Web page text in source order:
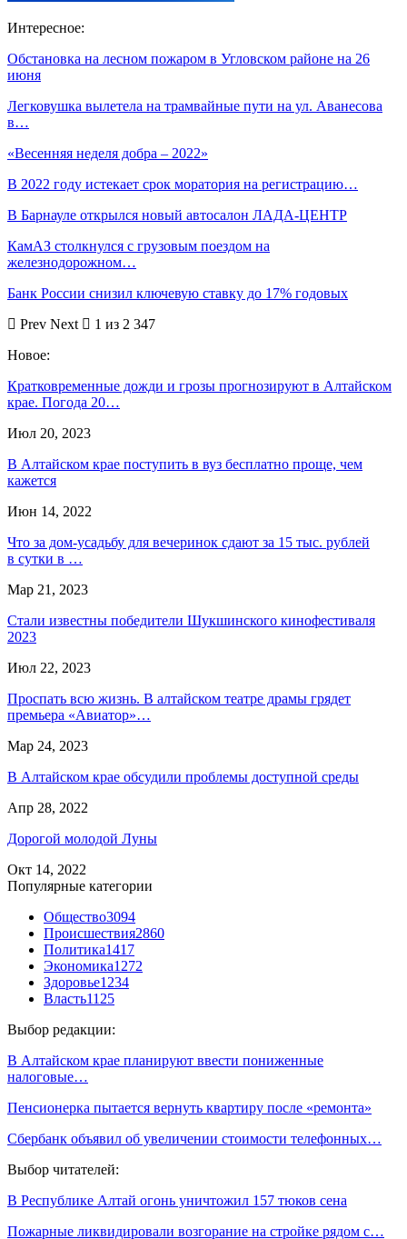
Интересное:
Обстановка на лесном пожаром в Угловском районе на 26
июня
Легковушка вылетела на трамвайные пути на ул. Аванесова
в…
«Весенняя неделя добра – 2022»
В 2022 году истекает срок моратория на регистрацию…
В Барнауле открылся новый автосалон ЛАДА-ЦЕНТР
КамАЗ столкнулся с грузовым поездом на
железнодорожном…
Банк России снизил ключевую ставку до 17% годовых
Prev Next
1 из 2 347
Новое:
Кратковременные дожди и грозы прогнозируют в Алтайском
крае. Погода 20…
Июл 20, 2023
В Алтайском крае поступить в вуз бесплатно проще, чем
кажется
Июн 14, 2022
Что за дом-усадьбу для вечеринок сдают за 15 тыс. рублей
в сутки в …
Мар 21, 2023
Стали известны победители Шукшинского кинофестиваля
2023
Июл 22, 2023
Проспать всю жизнь. В алтайском театре драмы грядет
премьера «Авиатор»…
Мар 24, 2023
В Алтайском крае обсудили проблемы доступной среды
Апр 28, 2022
Дорогой молодой Луны
Окт 14, 2022
Популярные категории
Общество3094
Происшествия2860
Политика1417
Экономика1272
Здоровье1234
Власть1125
Выбор редакции:
В Алтайском крае планируют ввести пониженные
налоговые…
Пенсионерка пытается вернуть квартиру после «ремонта»
Сбербанк объявил об увеличении стоимости телефонных…
Выбор читателей:
В Республике Алтай огонь уничтожил 157 тюков сена
Пожарные ликвидировали возгорание на стройке рядом с…